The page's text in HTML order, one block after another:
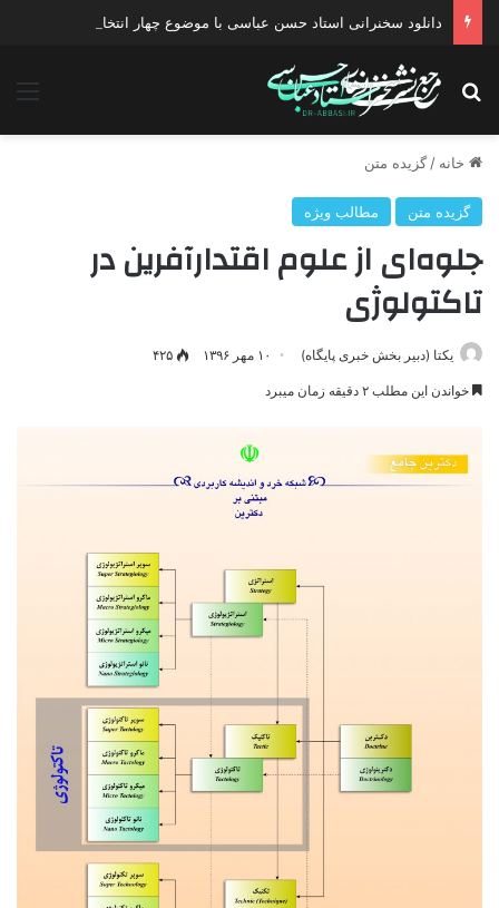
دانلود سخنرانی استاد حسن عباسی با موضوع چهار انتخاب ۱۴۰۰
جستجو برای
خانه / گزیده متن
گزیده متن مطالب ویژه
جلوه‌ای از علوم اقتدارآفرین در
تاکتولوژی
یکتا (دبیر بخش خبری پایگاه) ۱۰ مهر ۱۳۹۶ ۴۲۵
خواندن این مطلب ۲ دقیقه زمان میبرد